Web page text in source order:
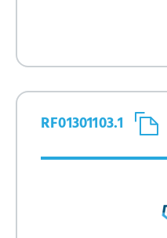
RF01301103.1